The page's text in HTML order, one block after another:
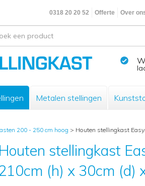
0318 20 20 52 Offerte Over
Metalen stellingen
200 - 250 cm hoog > Houten stellingkast
Houten stellingkast
(h) x 30cm (d)